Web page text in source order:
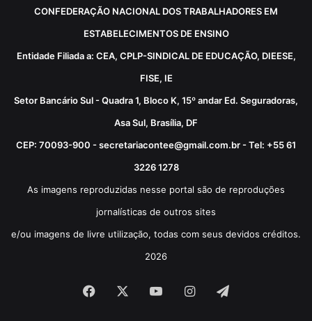
CONFEDERAÇÃO NACIONAL DOS TRABALHADORES EM
ESTABELECIMENTOS DE ENSINO
Entidade Filiada a: CEA, CPLP-SINDICAL DE EDUCAÇÃO, DIEESE,
FISE, IE
Setor Bancário Sul - Quadra 1, Bloco K, 15º andar Ed. Seguradoras,
Asa Sul, Brasília, DF
CEP: 70093-900 - secretariacontee@gmail.com.br - Tel: +55 61
3226 1278
As imagens reproduzidas nesse portal são de reproduções
jornalísticas de outros sites
e/ou imagens de livre utilização, todas com seus devidos créditos.
2026
Facebook YouTubeInstagram